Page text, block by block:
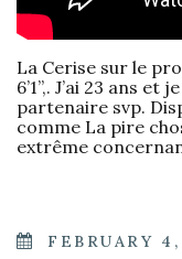
La Cerise sur le
6’1”,. J’ai 23 ans
partenaire svp.
comme La pire
extrême
POSTED
FEBRUARY